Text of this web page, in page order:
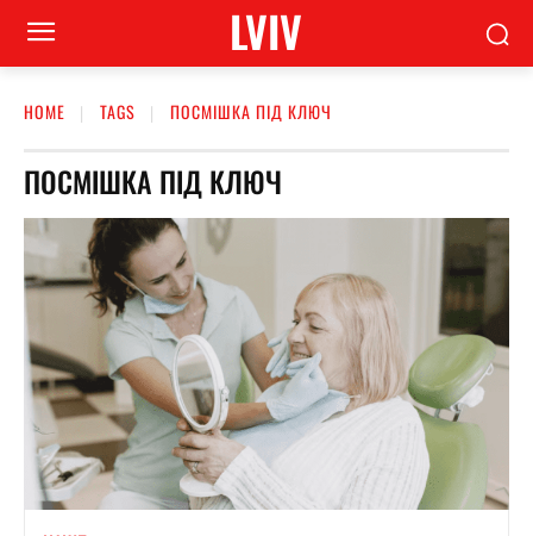
LVIV
HOME TAGS ПОСМІШКА ПІД КЛЮЧ
ПОСМІШКА ПІД КЛЮЧ